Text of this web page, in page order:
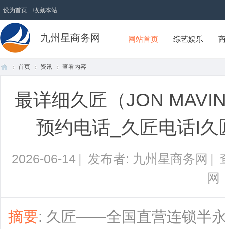
设为首页 收藏本站
九州星商务网 网站首页 综艺娱乐
首页
›
资讯 查看内容
最详细久匠（JON
预约电话_久匠电话I
2026-06-14 | 发布者: 九州星商务网 |
网
摘要: 久匠——全国直营连锁半